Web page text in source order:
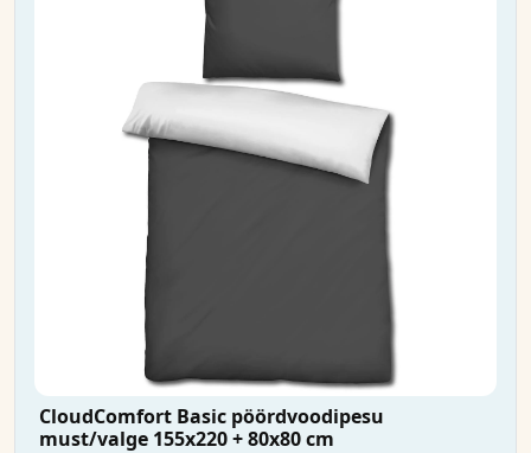
CloudComfort Basic pöördvoodipesu
must/valge 155x220 + 80x80 cm